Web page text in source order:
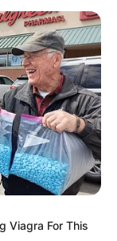
ആഭ്യന്തര
തൃണമൂല്‍
ഇക്കാര്യം
Viagra For This